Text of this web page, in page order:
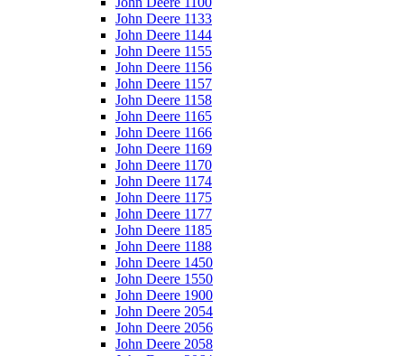
John Deere 1133
John Deere 1144
John Deere 1155
John Deere 1156
John Deere 1157
John Deere 1158
John Deere 1165
John Deere 1166
John Deere 1169
John Deere 1170
John Deere 1174
John Deere 1175
John Deere 1177
John Deere 1185
John Deere 1188
John Deere 1450
John Deere 1550
John Deere 1900
John Deere 2054
John Deere 2056
John Deere 2058